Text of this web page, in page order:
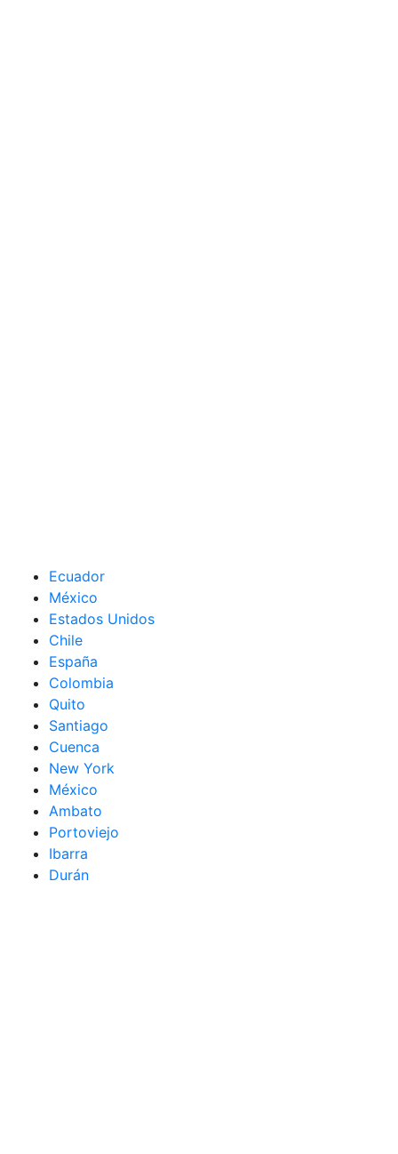
Ecuador
México
Estados Unidos
Chile
España
Colombia
Quito
Santiago
Cuenca
New York
México
Ambato
Portoviejo
Ibarra
Durán